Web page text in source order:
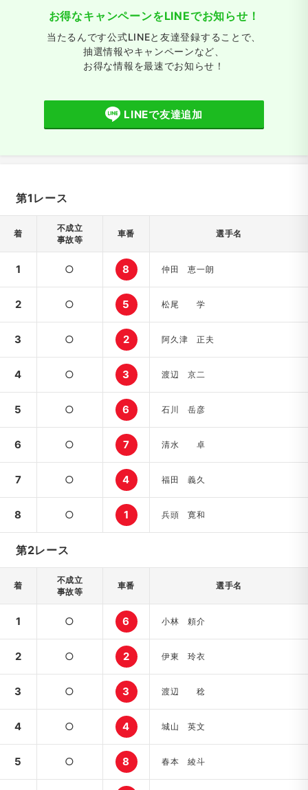
お得なキャンペーンをLINEでお知らせ！
当たるんです公式LINEと友達登録することで、
抽選情報やキャンペーンなど、
お得な情報を最速でお知らせ！
LINEで友達追加
第1レース
着
不成立
事故等
車番 選手名
1 ○ 8 仲田 恵一朗
2 ○ 5 松尾 学
3 ○ 2 阿久津 正夫
4 ○ 3 渡辺 京二
5 ○ 6 石川 岳彦
6 ○ 7 清水 卓
7 ○ 4 福田 義久
8 ○ 1 兵頭 寛和
第2レース
着
不成立
事故等
車番 選手名
1 ○ 6 小林 頼介
2 ○ 2 伊東 玲衣
3 ○ 3 渡辺 稔
4 ○ 4 城山 英文
5 ○ 8 春本 綾斗